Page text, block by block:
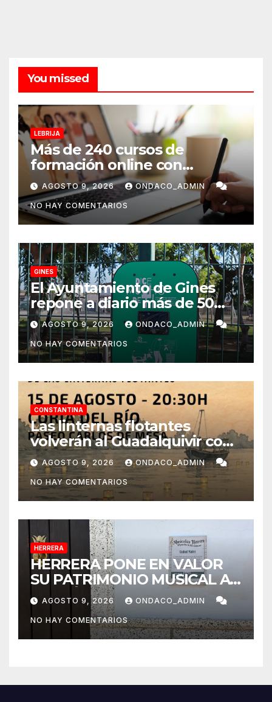
You missed
LEBRIJA
Más de 240 cursos de
formación online con
certificación oficial,
disponibles desde
septiembre a través del
programa Aula Mentor en
Lebrija
AGOSTO 9, 2026 ONDACO_ADMIN
NO HAY COMENTARIOS
GINES
El Ayuntamiento de Gines
repone a diario más de 50
dispensadores de bolsas para
la recogida de desechos de
mascotas
AGOSTO 9, 2026 ONDACO_ADMIN
NO HAY COMENTARIOS
CONSTANTINA
Las linternas flotantes
volverán al Guadalquivir con
la Ceremonia Tōrō Nagashi
de Coria del Río
AGOSTO 9, 2026 ONDACO_ADMIN
NO HAY COMENTARIOS
HERRERA
HERRERA PONE EN VALOR
SU PATRIMONIO MUSICAL A
TRAVÉS DEL PROYECTO
«MUSICALIZA HERRERA»
AGOSTO 9, 2026 ONDACO_ADMIN
NO HAY COMENTARIOS